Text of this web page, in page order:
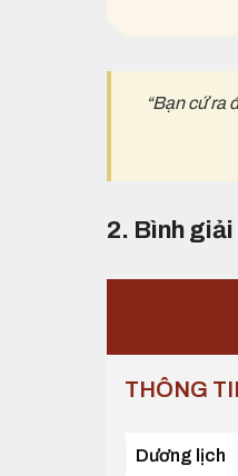
“Bạn cứ ra
2. Bình
THÔNG
Dương lịch